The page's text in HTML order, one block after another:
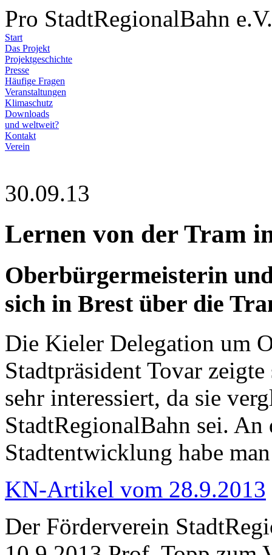
Pro StadtRegionalBahn e.V.
Start
Das Projekt
Projektgeschichte
Presse
Häufige Fragen
Veranstaltungen
Klimaschutz
Downloads
und weltweit?
Kontakt
Verein
30.09.13
Lernen von der Tram
Oberbürgermeisterin
sich in Brest über die
Die Kieler Delegation um
Stadtpräsident Tovar
sehr interessiert, da sie
StadtRegionalBahn sei.
Stadtentwicklung habe
KN-Artikel vom 28.9.2013
Der Förderverein